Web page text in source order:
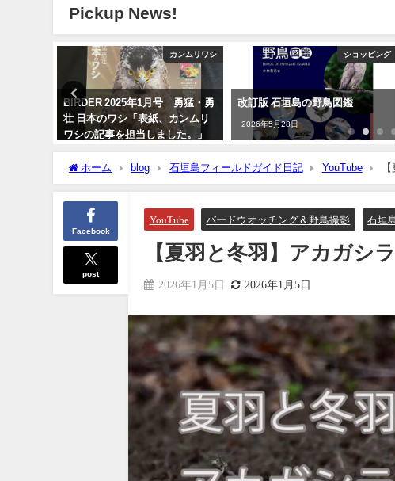
Pickup News!
カンムリワシ
BIRDER 2025年1月号 勇猛・勇
壮 日本のワシ「表紙、カンムリ
ワシの記事を担当しました。」
ショッピング
改訂版 石垣島の野鳥図鑑
2026年5月28日
ホーム blog 石垣島フィールドガイド日記 YouTube
Facebook
post
YouTube バードウオッチング＆野鳥撮影 石垣
【夏羽と冬羽】アカガシ
2026年1月5日 2026年1月5日